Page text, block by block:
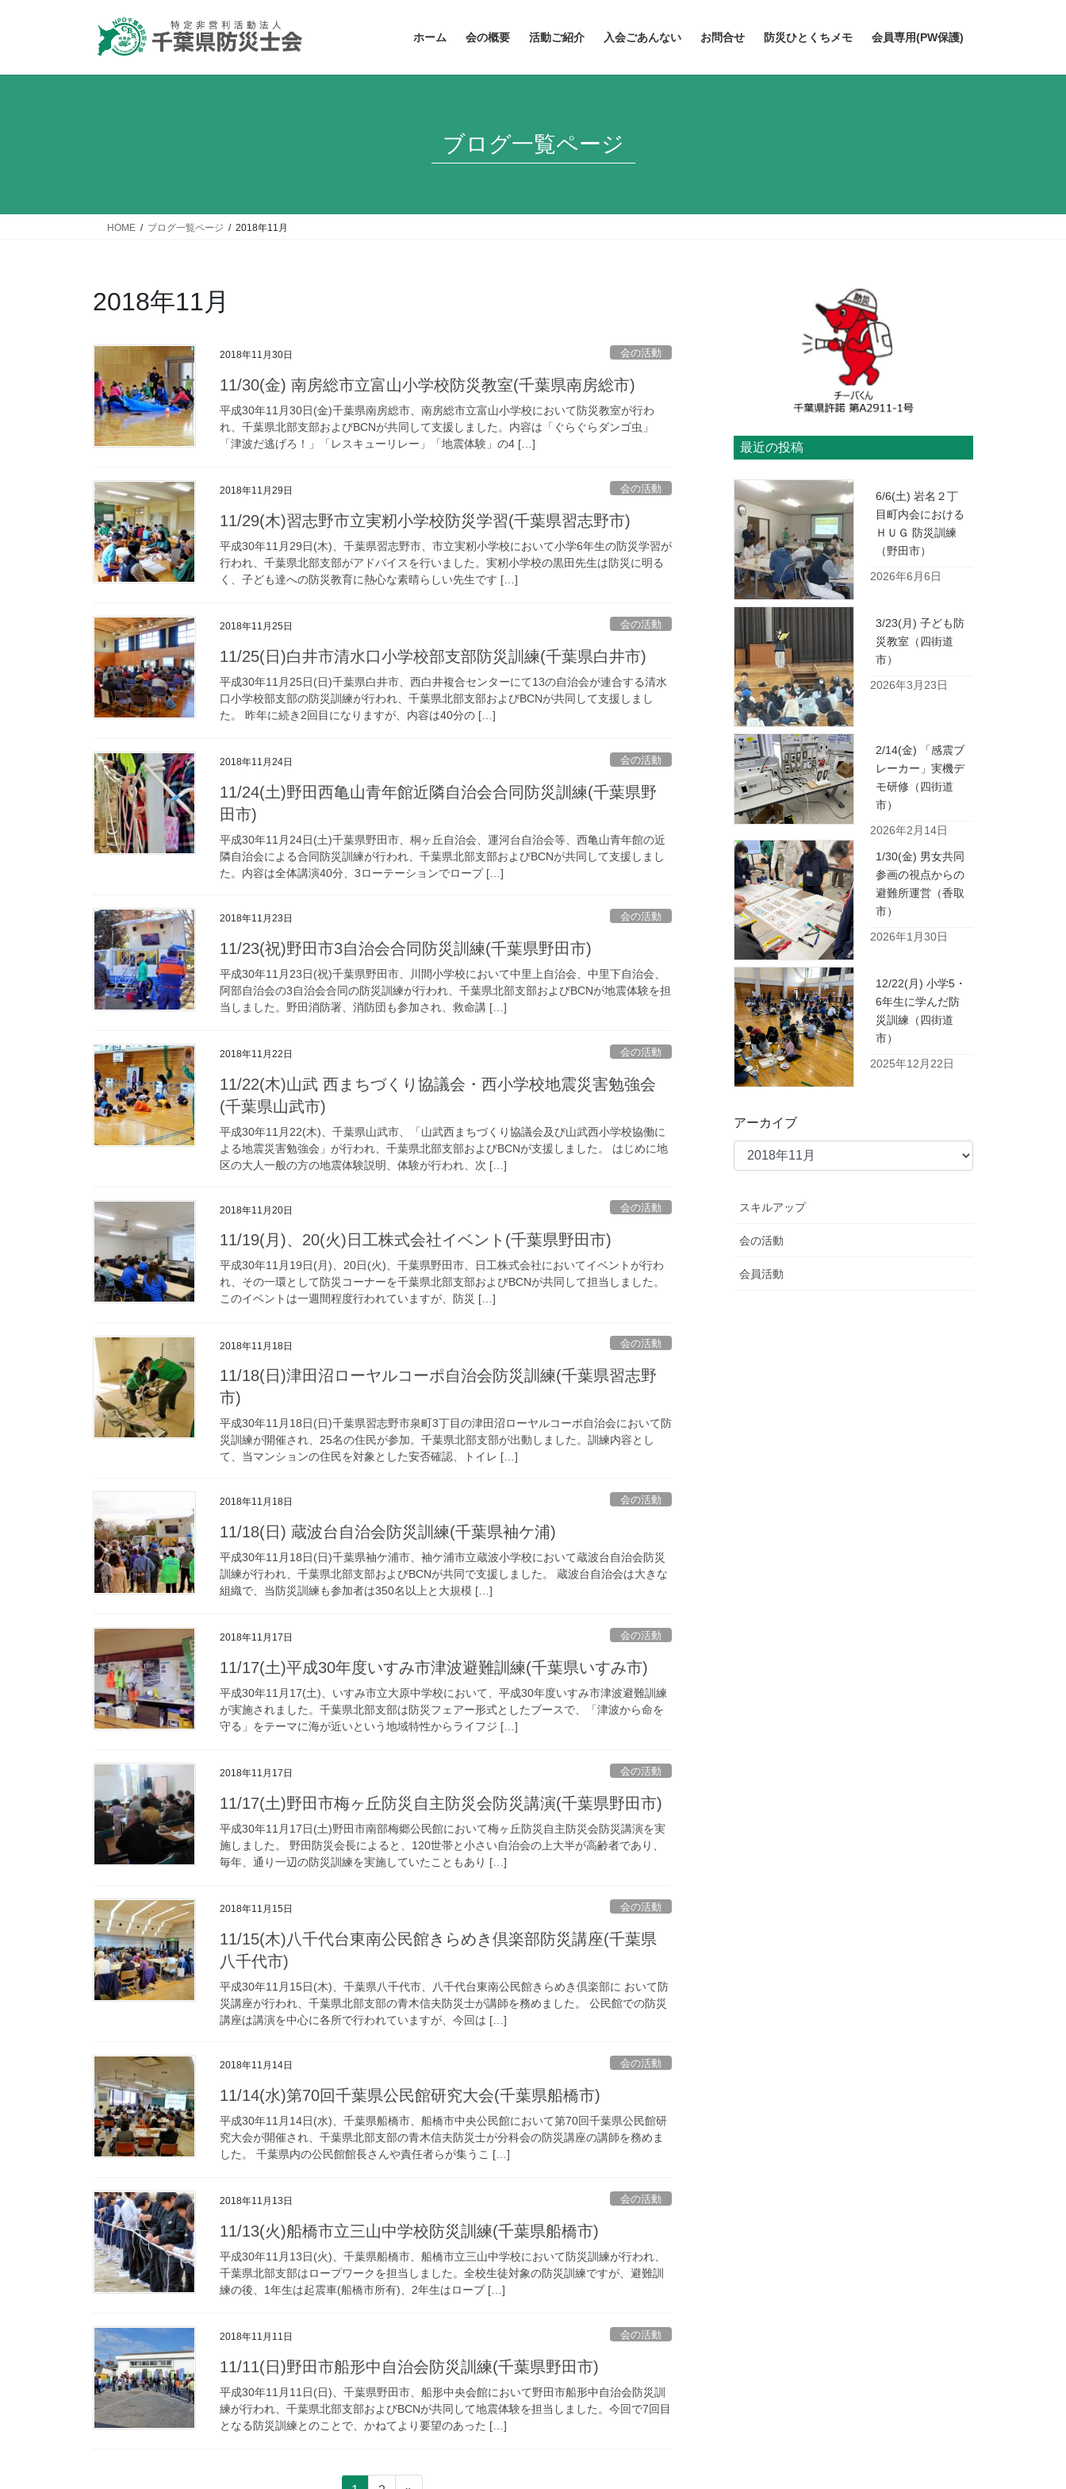
ホーム 会の概要 活動ご紹介 入会ごあんない お問合せ 防災ひとくちメモ 会員専用(PW保護)
ブログ一覧ページ
HOME ブログ一覧ページ 2018年11月
2018年11月
2018年11月30日 会の活動
11/30(金) 南房総市立富山小学校防災教室(千葉県南房総市)
平成30年11月30日(金)千葉県南房総市、南房総市立富山小学校において防災教室が行わ
れ、千葉県北部支部およびBCNが共同して支援しました。内容は「ぐらぐらダンゴ虫」
「津波だ逃げろ！」「レスキューリレー」「地震体験」の4 […]
2018年11月29日 会の活動
11/29(木)習志野市立実籾小学校防災学習(千葉県習志野市)
平成30年11月29日(木)、千葉県習志野市、市立実籾小学校において小学6年生の防災学習が
行われ、千葉県北部支部がアドバイスを行いました。実籾小学校の黒田先生は防災に明る
く、子ども達への防災教育に熱心な素晴らしい先生です […]
2018年11月25日 会の活動
11/25(日)白井市清水口小学校部支部防災訓練(千葉県白井市)
平成30年11月25日(日)千葉県白井市、西白井複合センターにて13の自治会が連合する清水
口小学校部支部の防災訓練が行われ、千葉県北部支部およびBCNが共同して支援しまし
た。 昨年に続き2回目になりますが、内容は40分の […]
2018年11月24日 会の活動
11/24(土)野田西亀山青年館近隣自治会合同防災訓練(千葉県野
田市)
平成30年11月24日(土)千葉県野田市、桐ヶ丘自治会、運河台自治会等、西亀山青年館の近
隣自治会による合同防災訓練が行われ、千葉県北部支部およびBCNが共同して支援しまし
た。内容は全体講演40分、3ローテーションでロープ […]
2018年11月23日 会の活動
11/23(祝)野田市3自治会合同防災訓練(千葉県野田市)
平成30年11月23日(祝)千葉県野田市、川間小学校において中里上自治会、中里下自治会、
阿部自治会の3自治会合同の防災訓練が行われ、千葉県北部支部およびBCNが地震体験を担
当しました。野田消防署、消防団も参加され、救命講 […]
2018年11月22日 会の活動
11/22(木)山武 西まちづくり協議会・西小学校地震災害勉強会
(千葉県山武市)
平成30年11月22(木)、千葉県山武市、「山武西まちづくり協議会及び山武西小学校協働に
よる地震災害勉強会」が行われ、千葉県北部支部およびBCNが支援しました。 はじめに地
区の大人一般の方の地震体験説明、体験が行われ、次 […]
2018年11月20日 会の活動
11/19(月)、20(火)日工株式会社イベント(千葉県野田市)
平成30年11月19日(月)、20日(火)、千葉県野田市、日工株式会社においてイベントが行わ
れ、その一環として防災コーナーを千葉県北部支部およびBCNが共同して担当しました。
このイベントは一週間程度行われていますが、防災 […]
2018年11月18日 会の活動
11/18(日)津田沼ローヤルコーポ自治会防災訓練(千葉県習志野
市)
平成30年11月18日(日)千葉県習志野市泉町3丁目の津田沼ローヤルコーポ自治会において防
災訓練が開催され、25名の住民が参加。千葉県北部支部が出動しました。訓練内容とし
て、当マンションの住民を対象とした安否確認、トイレ […]
2018年11月18日 会の活動
11/18(日) 蔵波台自治会防災訓練(千葉県袖ケ浦)
平成30年11月18日(日)千葉県袖ケ浦市、袖ケ浦市立蔵波小学校において蔵波台自治会防災
訓練が行われ、千葉県北部支部およびBCNが共同で支援しました。 蔵波台自治会は大きな
組織で、当防災訓練も参加者は350名以上と大規模 […]
2018年11月17日 会の活動
11/17(土)平成30年度いすみ市津波避難訓練(千葉県いすみ市)
平成30年11月17(土)、いすみ市立大原中学校において、平成30年度いすみ市津波避難訓練
が実施されました。千葉県北部支部は防災フェアー形式としたブースで、「津波から命を
守る」をテーマに海が近いという地域特性からライフジ […]
2018年11月17日 会の活動
11/17(土)野田市梅ヶ丘防災自主防災会防災講演(千葉県野田市)
平成30年11月17日(土)野田市南部梅郷公民館において梅ヶ丘防災自主防災会防災講演を実
施しました。 野田防災会長によると、120世帯と小さい自治会の上大半が高齢者であり、
毎年、通り一辺の防災訓練を実施していたこともあり […]
2018年11月15日 会の活動
11/15(木)八千代台東南公民館きらめき倶楽部防災講座(千葉県
八千代市)
平成30年11月15日(木)、千葉県八千代市、八千代台東南公民館きらめき倶楽部に おいて防
災講座が行われ、千葉県北部支部の青木信夫防災士が講師を務めました。 公民館での防災
講座は講演を中心に各所で行われていますが、今回は […]
2018年11月14日 会の活動
11/14(水)第70回千葉県公民館研究大会(千葉県船橋市)
平成30年11月14日(水)、千葉県船橋市、船橋市中央公民館において第70回千葉県公民館研
究大会が開催され、千葉県北部支部の青木信夫防災士が分科会の防災講座の講師を務めま
した。 千葉県内の公民館館長さんや責任者らが集うこ […]
2018年11月13日 会の活動
11/13(火)船橋市立三山中学校防災訓練(千葉県船橋市)
平成30年11月13日(火)、千葉県船橋市、船橋市立三山中学校において防災訓練が行われ、
千葉県北部支部はロープワークを担当しました。全校生徒対象の防災訓練ですが、避難訓
練の後、1年生は起震車(船橋市所有)、2年生はロープ […]
2018年11月11日 会の活動
11/11(日)野田市船形中自治会防災訓練(千葉県野田市)
平成30年11月11日(日)、千葉県野田市、船形中央会館において野田市船形中自治会防災訓
練が行われ、千葉県北部支部およびBCNが共同して地震体験を担当しました。今回で7回目
となる防災訓練とのことで、かねてより要望のあった […]
最近の投稿
6/6(土) 岩名２丁
目町内会における
ＨＵＧ 防災訓練
（野田市）
2026年6月6日
3/23(月) 子ども防
災教室（四街道
市）
2026年3月23日
2/14(金) 「感震ブ
レーカー」実機デ
モ研修（四街道
市）
2026年2月14日
1/30(金) 男女共同
参画の視点からの
避難所運営（香取
市）
2026年1月30日
12/22(月) 小学5・
6年生に学んだ防
災訓練（四街道
市）
2025年12月22日
アーカイブ
スキルアップ
会の活動
会員活動